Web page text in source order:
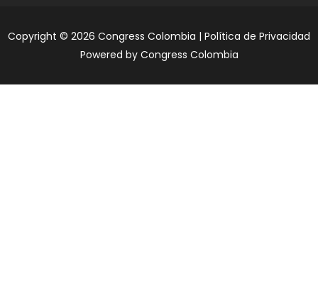
Copyright © 2026 Congress Colombia | Política de Privacidad
Powered by Congress Colombia